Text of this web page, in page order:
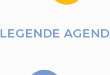
LEGENDE